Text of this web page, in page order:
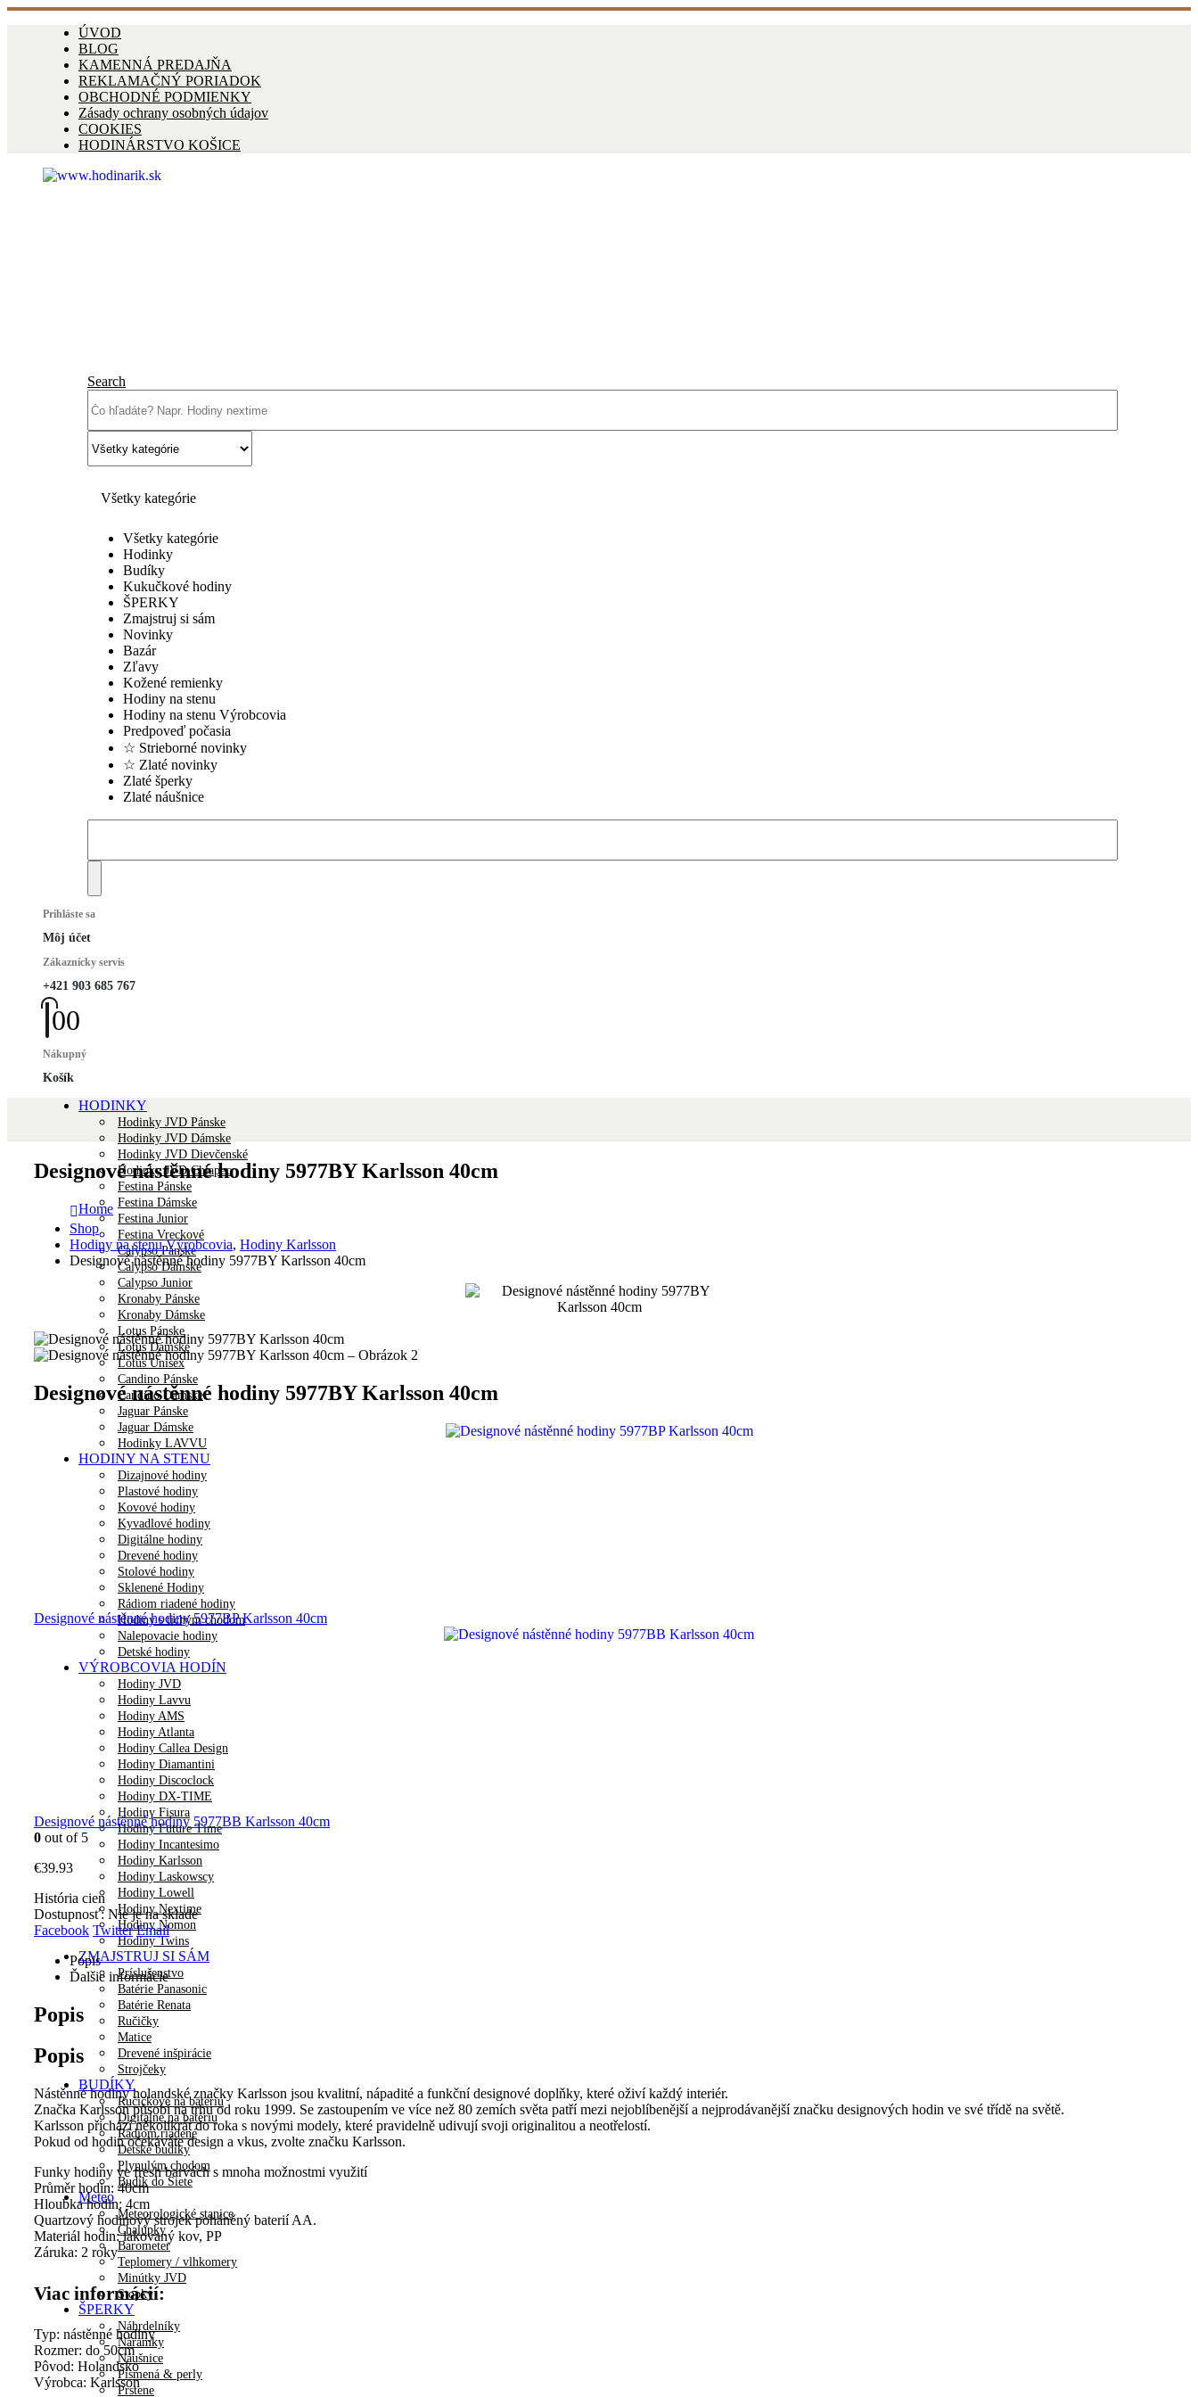
ÚVOD
BLOG
KAMENNÁ PREDAJŇA
REKLAMAČNÝ PORIADOK
OBCHODNÉ PODMIENKY
Zásady ochrany osobných údajov
COOKIES
HODINÁRSTVO KOŠICE
Search
Všetky kategórie
Všetky kategórie
Hodinky
Budíky
Kukučkové hodiny
ŠPERKY
Zmajstruj si sám
Novinky
Bazár
Zľavy
Kožené remienky
Hodiny na stenu
Hodiny na stenu Výrobcovia
Predpoveď počasia
☆ Strieborné novinky
☆ Zlaté novinky
Zlaté šperky
Zlaté náušnice
Prihláste sa
Môj účet
Zákaznícky servis
+421 903 685 767
00
Nákupný
Košík
HODINKY
Hodinky JVD Pánske
Hodinky JVD Dámske
Hodinky JVD Dievčenské
Hodinky JVD Chlapec
Festina Pánske
Festina Dámske
Festina Junior
Festina Vreckové
Calypso Pánske
Calypso Dámske
Calypso Junior
Kronaby Pánske
Kronaby Dámske
Lotus Pánske
Lotus Dámske
Lotus Unisex
Candino Pánske
Candino Dámske
Jaguar Pánske
Jaguar Dámske
Hodinky LAVVU
HODINY NA STENU
Dizajnové hodiny
Plastové hodiny
Kovové hodiny
Kyvadlové hodiny
Digitálne hodiny
Drevené hodiny
Stolové hodiny
Sklenené Hodiny
Rádiom riadené hodiny
Hodiny s tichým chodom
Nalepovacie hodiny
Detské hodiny
VÝROBCOVIA HODÍN
Hodiny JVD
Hodiny Lavvu
Hodiny AMS
Hodiny Atlanta
Hodiny Callea Design
Hodiny Diamantini
Hodiny Discoclock
Hodiny DX-TIME
Hodiny Fisura
Hodiny Future Time
Hodiny Incantesimo
Hodiny Karlsson
Hodiny Laskowscy
Hodiny Lowell
Hodiny Nextime
Hodiny Nomon
Hodiny Twins
ZMAJSTRUJ SI SÁM
Príslušenstvo
Batérie Panasonic
Batérie Renata
Ručičky
Matice
Drevené inšpirácie
Strojčeky
BUDÍKY
Ručičkové na batériu
Digitálne na batériu
Rádiom riadené
Detské budíky
Plynulým chodom
Budík do Siete
Meteo
Meteorologické stanice
Chalúpky
Barometer
Teplomery / vlhkomery
Minútky JVD
Stopky
ŠPERKY
Náhrdelníky
Náramky
Náušnice
Písmená & perly
Prstene
Designové nástěnné hodiny 5977BY Karlsson 40cm
Home
Shop
Hodiny na stenu Výrobcovia, Hodiny Karlsson
Designové nástěnné hodiny 5977BY Karlsson 40cm
Designové nástěnné hodiny 5977BY Karlsson 40cm
Designové nástěnné hodiny 5977BP Karlsson 40cm
Designové nástěnné hodiny 5977BB Karlsson 40cm
0 out of 5
€39.93
História cien
Dostupnosť:Nie je na sklade
Facebook Twitter Email
Popis
Ďalšie informácie
Popis
Popis
Nástěnné hodiny holandské značky Karlsson jsou kvalitní, nápadité a funkční designové doplňky, které oživí každý interiér.
Značka Karlsson působí na trhu od roku 1999. Se zastoupením ve více než 80 zemích světa patří mezi nejoblíbenější a nejprodávanější značku designových hodin ve své třídě na světě.
Karlsson přichází několikrát do roka s novými modely, které pravidelně udivují svoji originalitou a neotřelostí.
Pokud od hodin očekáváte design a vkus, zvolte značku Karlsson.
Funky hodiny ve fresh barvách s mnoha možnostmi využití
Průměr hodin: 40cm
Hloubka hodin: 4cm
Quartzový hodinový strojek poháněný baterií AA.
Materiál hodin: lakovaný kov, PP
Záruka: 2 roky
Viac informácií:
Typ: nástěnné hodiny
Rozmer: do 50cm
Pôvod: Holandsko
Výrobca: Karlsson